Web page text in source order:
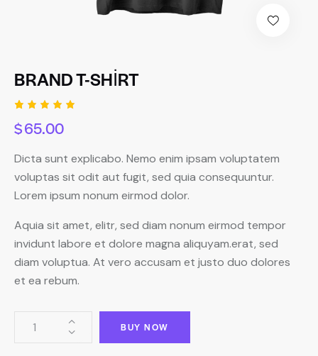
BRAND T-SHIRT
5.00 out
on
r rating
$65.00
Dicta sunt explicabo. Nemo enim ipsam voluptatem
voluptas sit odit aut fugit, sed quia consequuntur.
Lorem ipsum nonum eirmod dolor.
Aquia sit amet, elitr, sed diam nonum eirmod tempor
invidunt labore et dolore magna aliquyam.erat, sed
diam voluptua. At vero accusam et justo duo dolores
et ea rebum.
BUY NOW